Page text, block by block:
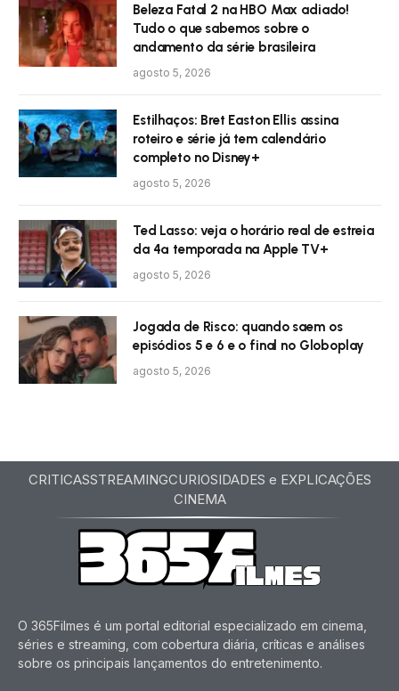
Beleza Fatal 2 na HBO Max adiado!
Tudo o que sabemos sobre o
andamento da série brasileira
agosto 5, 2026
Estilhaços: Bret Easton Ellis assina
roteiro e série já tem calendário
completo no Disney+
agosto 5, 2026
Ted Lasso: veja o horário real de estreia
da 4ª temporada na Apple TV+
agosto 5, 2026
Jogada de Risco: quando saem os
episódios 5 e 6 e o final no Globoplay
agosto 5, 2026
CRITICASSTREAMINGCURIOSIDADES e EXPLICAÇÕES
CINEMA
O 365Filmes é um portal editorial especializado em cinema,
séries e streaming, com cobertura diária, críticas e análises
sobre os principais lançamentos do entretenimento.